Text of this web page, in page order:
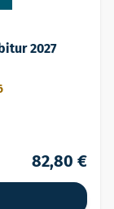
2027
82,80 €